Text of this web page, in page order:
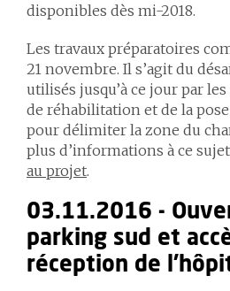
disponibles dès mi-2018.
Les travaux préparatoires
21 novembre. Il s’agit du
utilisés jusqu’à ce jour par
de réhabilitation et de la pose
pour délimiter la zone du
plus d’informations à ce
au projet.
03.11.2016 -
parking sud et
réception de